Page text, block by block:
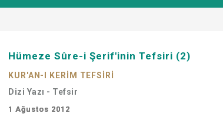
Hümeze Sûre-i Şerif'inin Tefsiri (2)
KUR'AN-I KERİM TEFSİRİ
Dizi Yazı - Tefsir
1 Ağustos 2012